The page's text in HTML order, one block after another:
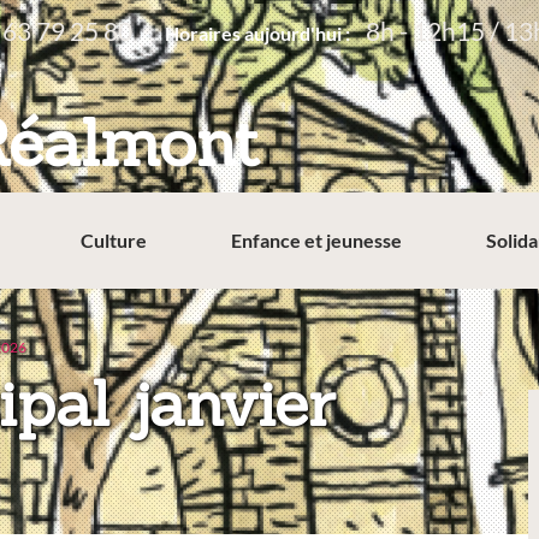
79 25 80 Horaires aujourd'hui : 8h - 12h15 /
Culture Enfance et jeunesse
janvier